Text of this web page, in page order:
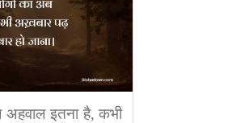
अहवाल इतना है, कभी